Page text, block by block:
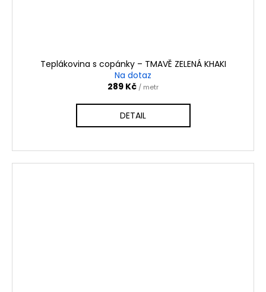
Teplákovina s copánky – TMAVĚ ZELENÁ KHAKI
Na dotaz
289 Kč / metr
DETAIL